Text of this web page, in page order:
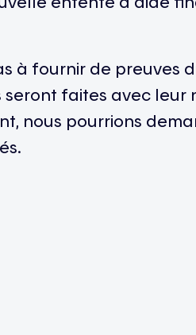
à fournir de preuves
faites avec leur
nous pourrions